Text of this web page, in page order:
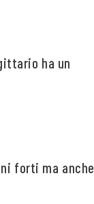
ha un
forti ma anche